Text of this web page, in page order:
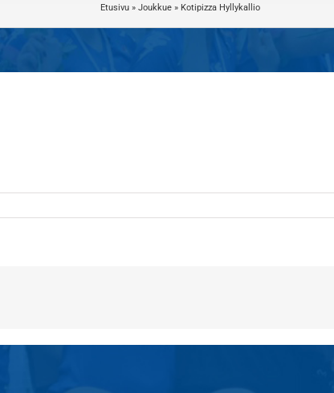
Etusivu» Joukkue» Kotipizza Hyllykallio